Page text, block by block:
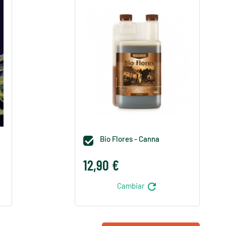
 Bio Flores - Canna
12,90 €
Cambiar refresh